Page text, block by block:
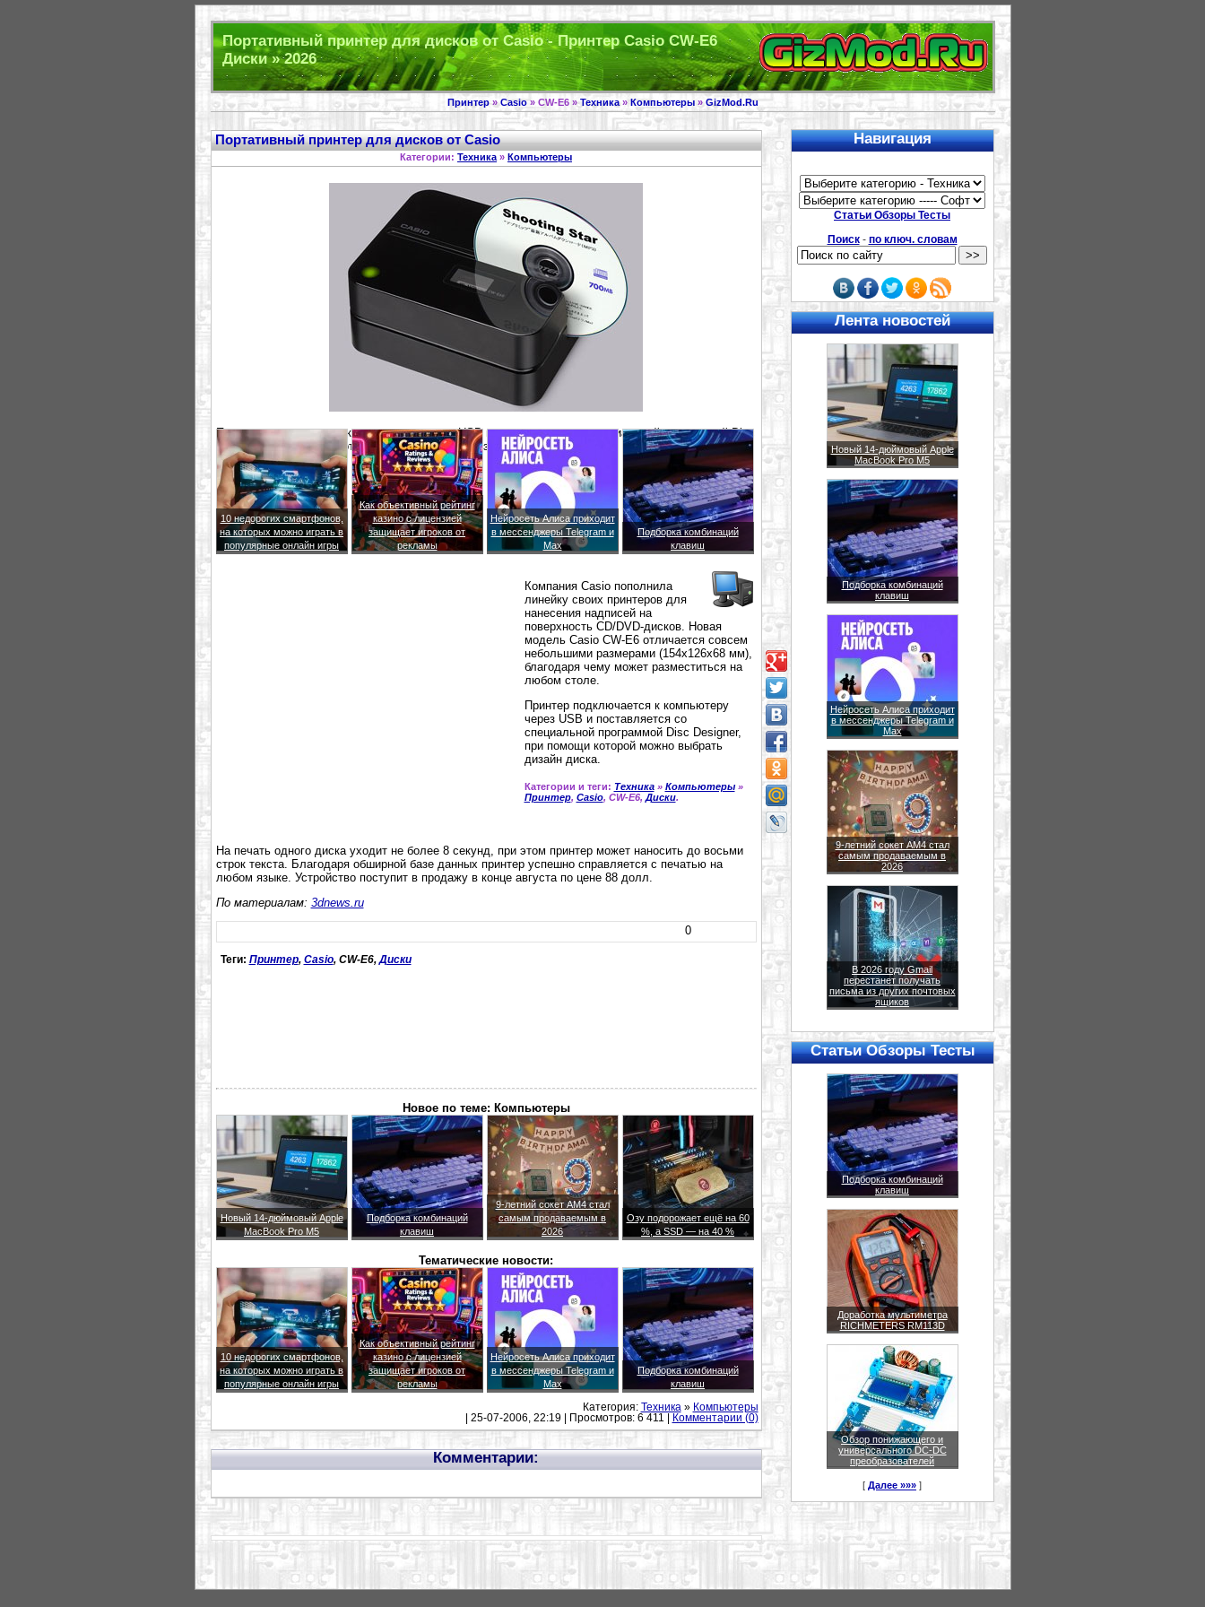
Портативный принтер для дисков от Casio - Принтер Casio CW-E6
Диски » 2026
Принтер»Casio» CW-E6 »Техника» Компьютеры» GizMod.Ru
Портативный принтер для дисков от Casio
Категории: Техника » Компьютеры
Принтер подключается к компьютеру через USB и поставляется со специальной программой Disc
Designer, при помощи которой можно выбрать дизайн диска.
10 недорогих смартфонов,
на которых можно играть в
популярные онлайн игры
Как объективный рейтинг
казино с лицензией
защищает игроков от
рекламы
Нейросеть Алиса приходит
в мессенджеры Telegram и
Max
Подборка комбинаций
клавиш
Компания Casio пополнила
линейку своих принтеров для
нанесения надписей на
поверхность CD/DVD-дисков. Новая
модель Casio CW-E6 отличается совсем
небольшими размерами (154x126x68 мм),
благодаря чему может разместиться на
любом столе.
Принтер подключается к компьютеру
через USB и поставляется со
специальной программой Disc Designer,
при помощи которой можно выбрать
дизайн диска.
Категории и теги: Техника» Компьютеры»
Принтер, Casio, CW-E6, Диски.
На печать одного диска уходит не более 8 секунд, при этом принтер может наносить до восьми
строк текста. Благодаря обширной базе данных принтер успешно справляется с печатью на
любом языке. Устройство поступит в продажу в конце августа по цене 88 долл.
По материалам: 3dnews.ru
0
Теги: Принтер, Casio, CW-E6, Диски
Новое по теме: Компьютеры
Новый 14-дюймовый Apple
MacBook Pro M5
Подборка комбинаций
клавиш
9-летний сокет AM4 стал
самым продаваемым в
2026
Озу подорожает ещё на 60
%, а SSD — на 40 %
Тематические новости:
10 недорогих смартфонов,
на которых можно играть в
популярные онлайн игры
Как объективный рейтинг
казино с лицензией
защищает игроков от
рекламы
Нейросеть Алиса приходит
в мессенджеры Telegram и
Max
Подборка комбинаций
клавиш
Категория: Техника » Компьютеры
| 25-07-2006, 22:19 | Просмотров: 6 411 |
Комментарии (0)
Комментарии:
Навигация
Статьи Обзоры Тесты
Поиск- по ключ. словам
Лента новостей
Новый 14-дюймовый Apple
MacBook Pro M5
Подборка комбинаций
клавиш
Нейросеть Алиса приходит
в мессенджеры Telegram и
Max
9-летний сокет AM4 стал
самым продаваемым в
2026
В 2026 году Gmail
перестанет получать
письма из других почтовых
ящиков
Статьи Обзоры Тесты
Подборка комбинаций
клавиш
Доработка мультиметра
RICHMETERS RM113D
Обзор понижающего и
универсального DC-DC
преобразователей
[ Далее »»» ]